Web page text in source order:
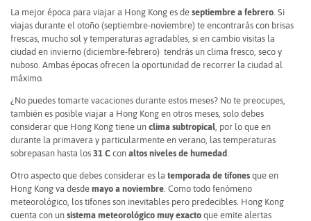
La mejor época para viajar a Hong Kong es de septiembre a febrero . Si
viajas durante el otoño (septiembre-noviembre) te encontrarás con brisas
frescas, mucho sol y temperaturas agradables, si en cambio visitas la
ciudad en invierno (diciembre-febrero) tendrás un clima fresco, seco y
nuboso. Ambas épocas ofrecen la oportunidad de recorrer la ciudad al
máximo.
¿No puedes tomarte vacaciones durante estos meses? No te preocupes,
también es posible viajar a Hong Kong en otros meses, solo debes
considerar que Hong Kong tiene un clima subtropical , por lo que en
durante la primavera y particularmente en verano, las temperaturas
sobrepasan hasta los 31 C con altos niveles de humedad
Otro aspecto que debes considerar es la temporada de tifones que en
Hong Kong va desde mayo a noviembre . Como todo fenómeno
meteorológico, los tifones son inevitables pero predecibles. Hong Kong
cuenta con un sistema meteorológico muy exacto que emite alertas